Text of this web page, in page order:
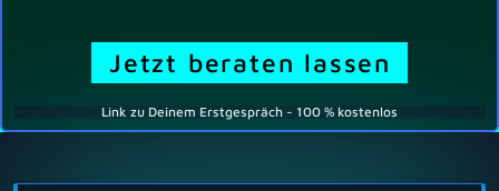
Jetzt beraten lassen
Link zu Deinem Erstgespräch - 100 % kostenlos